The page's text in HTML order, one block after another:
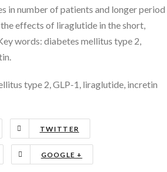
in number of patients and longer period
effects of liraglutide in the short,
words: diabetes mellitus type 2,
type 2, GLP-1, liraglutide, incretin
TWITTER
GOOGLE +